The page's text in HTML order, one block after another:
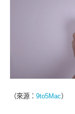
（來源： 9to5Mac）